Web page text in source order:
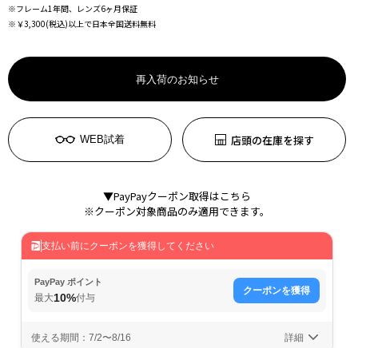
※フレーム1年間、レンズ6ヶ月保証
※￥3,300(税込)以上で日本全国送料無料
再入荷のお知らせ
WEB試着 店頭の在庫を探す
▼PayPayクーポン取得はこちら
※クーポン対象商品のみ適用できます。